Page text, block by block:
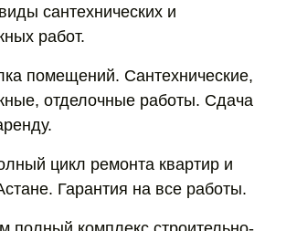
сантехнических и
работ.
помещений. Сантехнические,
отделочные работы. Сдача
цикл ремонта квартир и
Гарантия на все работы.